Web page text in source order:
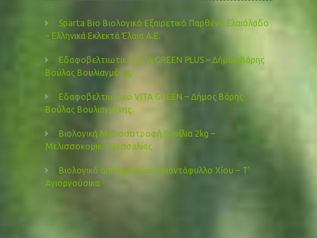
Sparta Bio Βιολογικό Εξαιρετικό Παρθένο Ελαιόλαδο
– Ελληνικά Εκλεκτά Έλαια Α.Ε.
Εδαφοβελτιωτικό VITA GREEN PLUS – Δήμος Βάρης
Βούλας Βουλιαγμένης
Εδαφοβελτιωτικό VITA GREEN – Δήμος Βάρης
Βούλας Βουλιαγμένης
Βιολογική Μελισσοτροφή Βανίλια 2kg –
Μελισσοκομική Θεσσαλίας
Βιολογικό αποξηραμένο τριαντάφυλλο Χίου – Τ’
Αγιοργούσικα